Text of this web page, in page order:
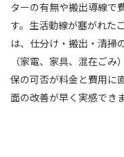
ターの有無や搬出導線で
す。生活動線が塞がれた
は、仕分け・搬出・清掃
（家電、家具、混在ご
保の可否が料金と費用に
面の改善が早く実感できま